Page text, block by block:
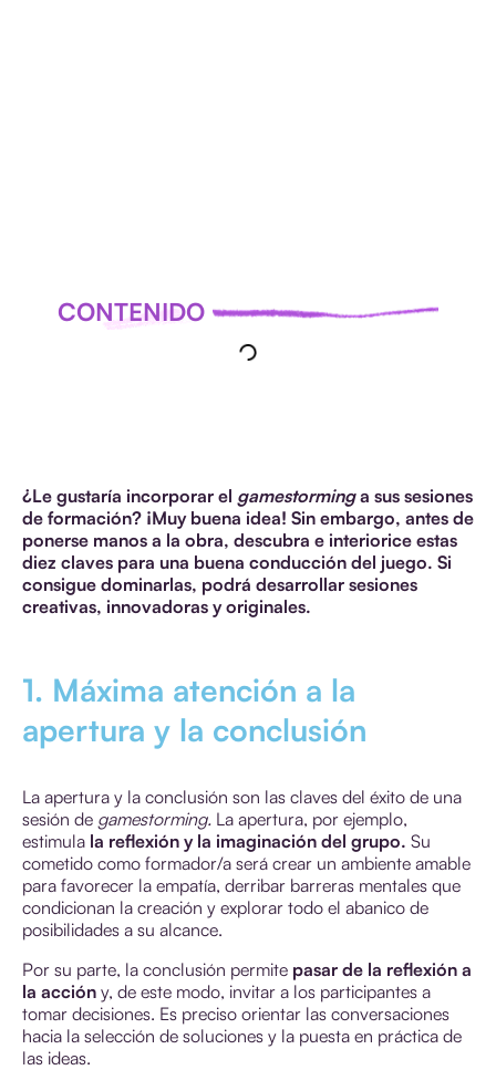
CONTENIDO
¿Le gustaría incorporar el gamestorminga sus sesiones
de formación? ¡Muy buena idea! Sin embargo, antes de
ponerse manos a la obra, descubra e interiorice estas
diez claves para una buena conducción del juego. Si
consigue dominarlas, podrá desarrollar sesiones
creativas, innovadoras y originales.
1. Máxima atención a la
apertura y la conclusión
La apertura y la conclusión son las claves del éxito de una
sesión de gamestorming. La apertura, por ejemplo,
estimula la reflexión y la imaginación del grupo. Su
cometido como formador/a será crear un ambiente amable
para favorecer la empatía, derribar barreras mentales que
condicionan la creación y explorar todo el abanico de
posibilidades a su alcance.
Por su parte, la conclusión permite pasar de la reflexión a
la acción y, de este modo, invitar a los participantes a
tomar decisiones. Es preciso orientar las conversaciones
hacia la selección de soluciones y la puesta en práctica de
las ideas.